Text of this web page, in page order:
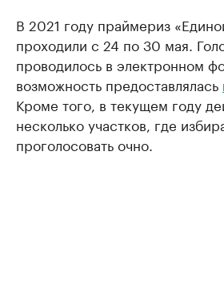
В 2021 году праймериз
проходили с 24 по 30 мая.
проводилось в электронном
возможность предоставлялась
Кроме того, в текущем году
несколько участков, где
проголосовать очно.